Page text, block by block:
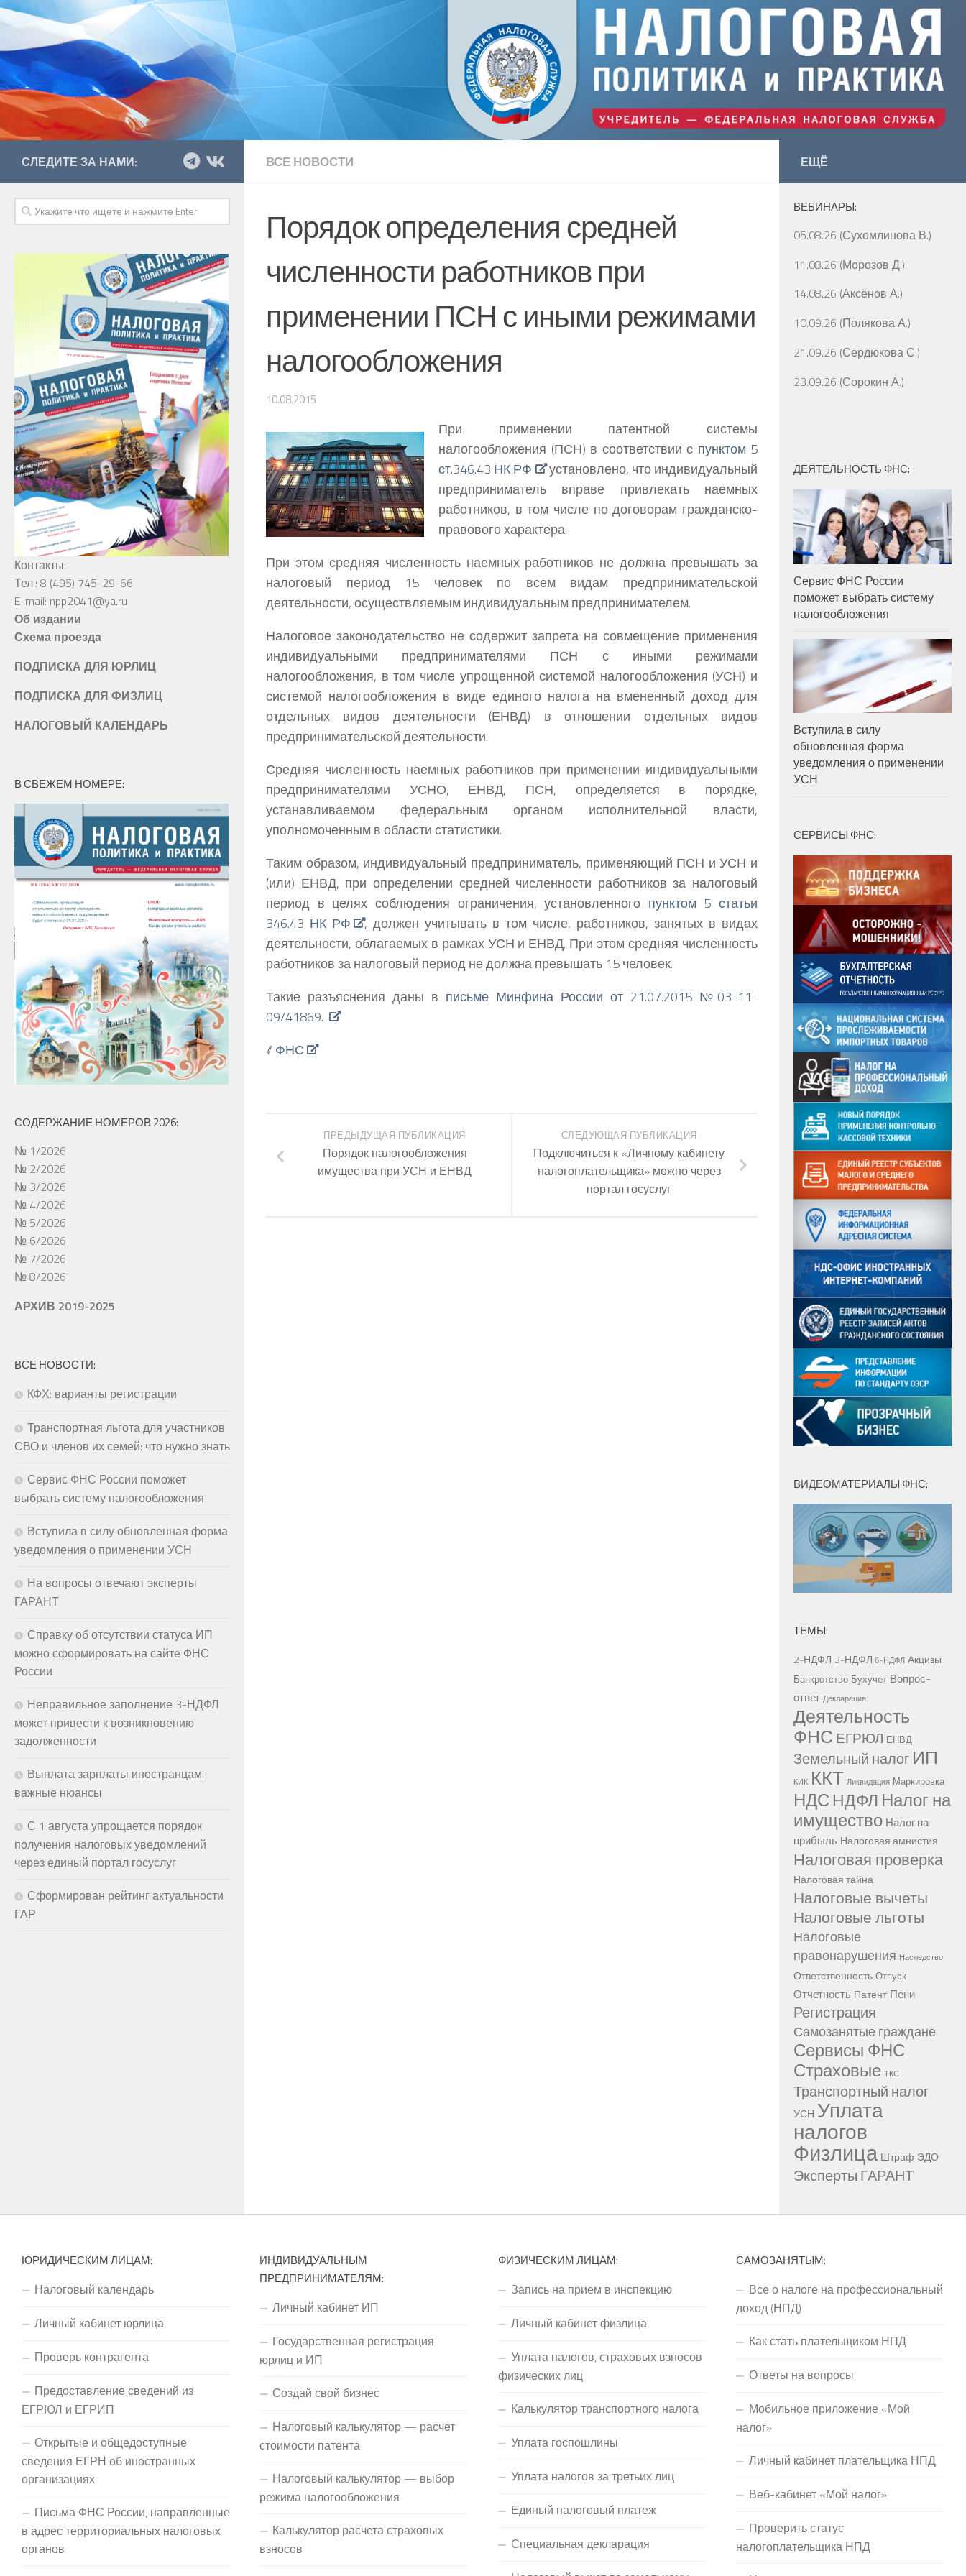
ВСЕ НОВОСТИ
Порядок определения средней
численности работников при
применении ПСН с иными режимами
налогообложения
10.08.2015
При применении патентной системы
налогообложения (ПСН) в соответствии с пунктом 5
ст.346.43 НК РФ
установлено, что индивидуальный
предприниматель вправе привлекать наемных
работников, в том числе по договорам гражданско-
правового характера.
При этом средняя численность наемных работников не должна превышать за
налоговый период 15 человек по всем видам предпринимательской
деятельности, осуществляемым индивидуальным предпринимателем.
Налоговое законодательство не содержит запрета на совмещение применения
индивидуальными предпринимателями ПСН с иными режимами
налогообложения, в том числе упрощенной системой налогообложения (УСН) и
системой налогообложения в виде единого налога на вмененный доход для
отдельных видов деятельности (ЕНВД) в отношении отдельных видов
предпринимательской деятельности.
Средняя численность наемных работников при применении индивидуальными
предпринимателями УСНО, ЕНВД, ПСН, определяется в порядке,
устанавливаемом федеральным органом исполнительной власти,
уполномоченным в области статистики.
Таким образом, индивидуальный предприниматель, применяющий ПСН и УСН и
(или) ЕНВД, при определении средней численности работников за налоговый
период в целях соблюдения ограничения, установленного пунктом 5 статьи
346.43 НК РФ
, должен учитывать в том числе, работников, занятых в видах
деятельности, облагаемых в рамках УСН и ЕНВД. При этом средняя численность
работников за налоговый период не должна превышать 15 человек.
Такие разъяснения даны в письме Минфина России от 21.07.2015 №03-11-
09/41869.
//ФНС
СЛЕДУЮЩАЯ ПУБЛИКАЦИЯ
Подключиться к «Личному кабинету
налогоплательщика» можно через
портал госуслуг
ПРЕДЫДУЩАЯ ПУБЛИКАЦИЯ
Порядок налогообложения
имущества при УСН и ЕНВД
СЛЕДИТЕ ЗА НАМИ:
Контакты:
Тел.: 8 (495) 745-29-66
E-mail: npp2041@ya.ru
Об издании
Схема проезда
ПОДПИСКА ДЛЯ ЮРЛИЦ
ПОДПИСКА ДЛЯ ФИЗЛИЦ
НАЛОГОВЫЙ КАЛЕНДАРЬ
В СВЕЖЕМ НОМЕРЕ:
СОДЕРЖАНИЕ НОМЕРОВ 2026:
№ 1/2026
№ 2/2026
№ 3/2026
№ 4/2026
№ 5/2026
№ 6/2026
№ 7/2026
№ 8/2026
АРХИВ 2019-2025
ВСЕ НОВОСТИ:
КФХ: варианты регистрации
Транспортная льгота для участников
СВО и членов их семей: что нужно знать
Сервис ФНС России поможет
выбрать систему налогообложения
Вступила в силу обновленная форма
уведомления о применении УСН
На вопросы отвечают эксперты
ГАРАНТ
Справку об отсутствии статуса ИП
можно сформировать на сайте ФНС
России
Неправильное заполнение 3-НДФЛ
может привести к возникновению
задолженности
Выплата зарплаты иностранцам:
важные нюансы
С 1 августа упрощается порядок
получения налоговых уведомлений
через единый портал госуслуг
Сформирован рейтинг актуальности
ГАР
ЕЩЁ
ВЕБИНАРЫ:
05.08.26 (Сухомлинова В.)
11.08.26 (Морозов Д.)
14.08.26 (Аксёнов А.)
10.09.26 (Полякова А.)
21.09.26 (Сердюкова С.)
23.09.26 (Сорокин А.)
ДЕЯТЕЛЬНОСТЬ ФНС:
Сервис ФНС России
поможет выбрать систему
налогообложения
Вступила в силу
обновленная форма
уведомления о применении
УСН
СЕРВИСЫ ФНС:
ВИДЕОМАТЕРИАЛЫ ФНС:
ТЕМЫ:
2-НДФЛ 3-НДФЛ 6-НДФЛ Акцизы
Банкротство Бухучет Вопрос-
ответ Декларация
Деятельность
ФНС ЕГРЮЛ ЕНВД
Земельный налог ИП
КИК ККТ Ликвидация Маркировка
НДС НДФЛ Налог на
имущество Налог на
прибыль Налоговая амнистия
Налоговая проверка
Налоговая тайна
Налоговые вычеты
Налоговые льготы
Налоговые
правонарушения Наследство
Ответственность Отпуск
Отчетность Патент Пени
Регистрация
Самозанятые граждане
Сервисы ФНС
Страховые ТКС
Транспортный налог
УСН Уплата
налогов
Физлица Штраф ЭДО
Эксперты ГАРАНТ
ЮРИДИЧЕСКИМ ЛИЦАМ:
Налоговый календарь
Личный кабинет юрлица
Проверь контрагента
Предоставление сведений из
ЕГРЮЛ и ЕГРИП
Открытые и общедоступные
сведения ЕГРН об иностранных
организациях
Письма ФНС России, направленные
в адрес территориальных налоговых
органов
ИНДИВИДУАЛЬНЫМ
ПРЕДПРИНИМАТЕЛЯМ:
Личный кабинет ИП
Государственная регистрация
юрлиц и ИП
Создай свой бизнес
Налоговый калькулятор — расчет
стоимости патента
Налоговый калькулятор — выбор
режима налогообложения
Калькулятор расчета страховых
взносов
ФИЗИЧЕСКИМ ЛИЦАМ:
Запись на прием в инспекцию
Личный кабинет физлица
Уплата налогов, страховых взносов
физических лиц
Калькулятор транспортного налога
Уплата госпошлины
Уплата налогов за третьих лиц
Единый налоговый платеж
Специальная декларация
САМОЗАНЯТЫМ:
Все о налоге на профессиональный
доход (НПД)
Как стать плательщиком НПД
Ответы на вопросы
Мобильное приложение «Мой
налог»
Личный кабинет плательщика НПД
Веб-кабинет «Мой налог»
Проверить статус
налогоплательщика НПД